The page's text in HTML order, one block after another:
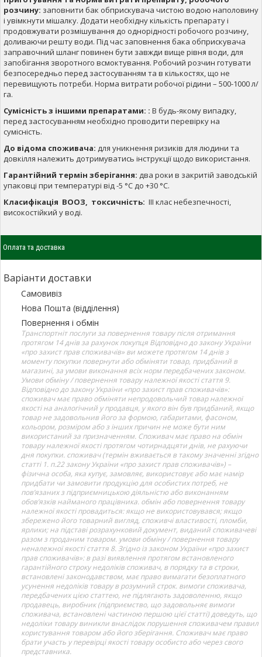
розчину: заповнити бак обприскувача чистою водою наполовину
і увімкнути мішалку. Додати необхідну кількість препарату і
продовжувати розмішування до однорідності робочого розчину,
доливаючи решту води. Під час заповнення бака обприскувача
заправочний шланг повинен бути завжди вище рівня води, для
запобігання зворотного всмоктування. Робочий розчин готувати
безпосередньо перед застосуванням та в кількостях, що не
перевищують потреби. Норма витрати робочої рідини – 500-1000 л/
га.
Сумісність з іншими препаратами: : В будь-якому випадку,
перед застосуванням необхідно проводити перевірку на
сумісність.
До відома споживача: для уникнення ризиків для людини та
довкілля належить дотримуватись інструкції щодо використання.
Гарантійний термін зберігання: два роки в закритій заводській
упаковці при температурі від -5 °С до +30 °С.
Класифікація ВООЗ, токсичність: IIІ клас небезпечності,
високостійкий у воді.
Оплата та доставка
Варіанти доставки
Самовивіз
Нова Пошта (відділення)
Повернення і обмін
Транспортніт послуги за повернення товару після отримання
протягом 14 днів за рахунок покупця Відповідно до закону України
«про захист прав споживачів» ви можете протягом 14 днів з
моменту покупки повернути або обміняти товар, придбаний в
магазині, за умови виконання всіх норм передбачених законом.
Умови обміну / повернення товару належної якості стаття 9.
Відповідно до закону України «про захист прав споживачів»:
споживач має право обміняти непродовольчий товар належної
якості на аналогічний у продавця, у якого він був придбаний, якщо
товар не задовольнив його за формою, габаритами, фасоном,
кольором, розміром або з інших причин не може бути ним
використаний за призначенням. Споживач має право на обмін
товару належної якості протягом чотирнадцяти днів, не рахуючи
дня покупки. споживач (термін вживається в такому значенні згідно
статті 1. п.22 закону України «про захист прав споживачів») –
фізична особа, яка купує, замовляє, використовує або має намір
придбати чи замовити продукцію для особистих потреб, не
пов’язаних з підприємницькою діяльністю або виконанням
обов’язків найманого працівника. обмін або повернення товару
належної якості провадиться: якщо не використовувався; якщо
збережено його товарний вигляд, споживчі властивості, пломби,
ярлики; на підставі розрахунковий документ, виданий споживачеві
разом з проданим товаром. умови обміну / повернення товару
неналежної якості стаття 8. Згідно із законом України «про захист
прав споживачів»: в разі виявлення протягом встановленого
гарантійного строку недоліків споживач, в порядку та в строки,
встановлені законодавством, має право вимагати безоплатного
усунення недоліків товару в розумний строк. вимоги споживача,
передбачених цією статтею, не підлягають задоволенню, якщо
продавець, виробник (підприємство, що задовольняє вимоги
споживача, встановлені частиною першою цієї статті) доведуть, що
недоліки товару виникли внаслідок порушення споживачем правил
користування товаром або його зберігання. Споживач має право
брати участь у перевірці якості товару особисто або через свого
представника.